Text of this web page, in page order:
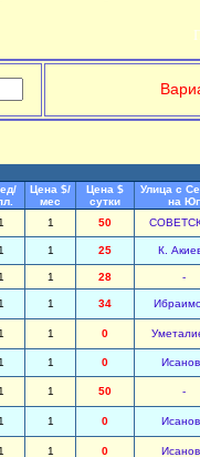
Цена $/
мес
Цена $
сутки
Улица с
на Юг
1 1 50
1 1 25 К.
1 1 28 -
1 1 34
1 1 0
1 1 0
1 1 50 -
1 1 0
1 1 0